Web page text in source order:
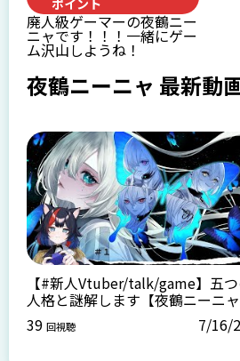
廃人級ゲーマーの夜鶴ニー
ニャです！！！一緒にゲー
ム沢山しようね！
夜鶴ニーニャ 最新動
【#新人Vtuber/talk/game】五
人格と謎解します【夜鶴ニーニャ
39 回視聴 7/16/